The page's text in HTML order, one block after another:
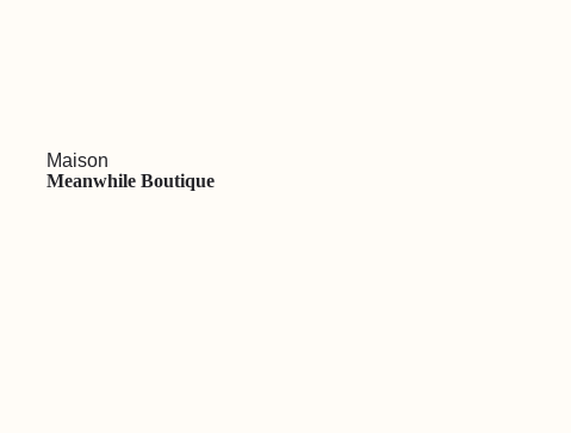
Maison
Meanwhile Boutique